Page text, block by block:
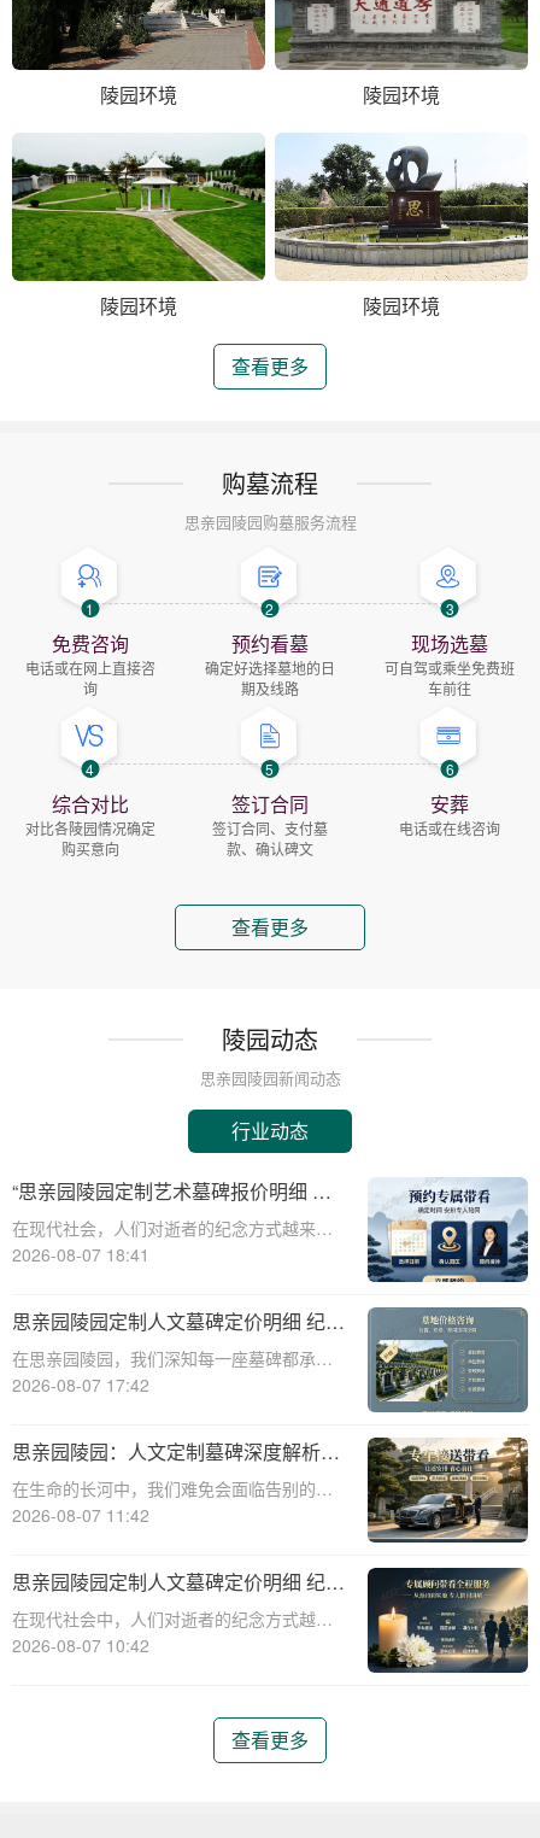
陵园环境 陵园环境
陵园环境 陵园环境
查看更多
购墓流程
思亲园陵园购墓服务流程
1
免费咨询
电话或在网上直接咨
询
2
预约看墓
确定好选择墓地的日
期及线路
3
现场选墓
可自驾或乘坐免费班
车前往
4
综合对比
对比各陵园情况确定
购买意向
5
签订合同
签订合同、支付墓
款、确认碑文
6
安葬
电话或在线咨询
查看更多
陵园动态
思亲园陵园新闻动态
行业动态
“思亲园陵园定制艺术墓碑报价明细 活
动减免设计雕刻费用详解”
在现代社会，人们对逝者的纪念方式越来越
注重个性化与艺术性。思亲园陵园作为一家
碑服务，以满足客户对逝者的特殊纪念需
求。本文将详细介绍思亲园陵园定制艺术墓
碑的报价明细
2026-08-07 18:41
思亲园陵园定制人文墓碑定价明细 纪念
空间免费开放使用详解
在思亲园陵园，我们深知每一座墓碑都承载
着对逝者的深深怀念和对生者的美好祝愿。
者的永恒纪念，更是生者情感的寄托。本文
将详细介绍思亲园陵园定制人文墓碑的定价
明细以及纪
2026-08-07 17:42
思亲园陵园：人文定制墓碑深度解析
——定价明细、追思仪式配套、专属优
惠及价值服务详解
在生命的长河中，我们难免会面临告别的时
刻。当挚爱的亲人离去，留下的是无尽的思
业的陵园服务机构，始终以温暖和关怀为核
心，为家属提供周到、人性化的服务。本文
将为您详细
2026-08-07 11:42
思亲园陵园定制人文墓碑定价明细 纪念
空间免费开放使用详解
在现代社会中，人们对逝者的纪念方式越来
越注重人文关怀和个性化需求。思亲园陵园
本文将详细介绍思亲园陵园定制人文墓碑的
2026-08-07 10:42
查看更多